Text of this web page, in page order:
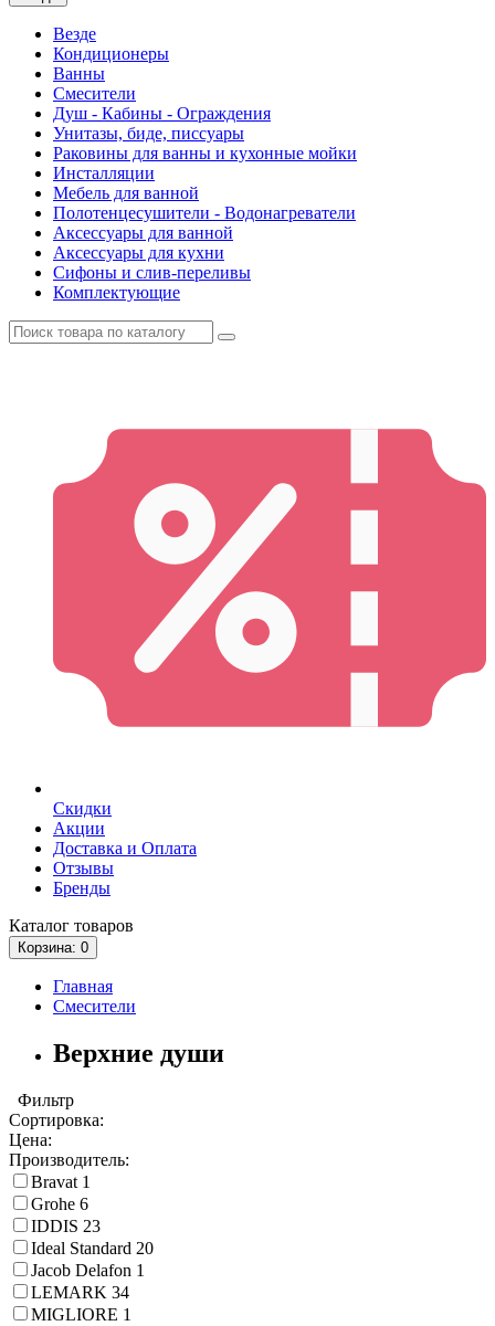
Везде
Кондиционеры
Ванны
Смесители
Душ - Кабины - Ограждения
Унитазы, биде, писсуары
Раковины для ванны и кухонные мойки
Инсталляции
Мебель для ванной
Полотенцесушители - Водонагреватели
Аксессуары для ванной
Аксессуары для кухни
Сифоны и слив-переливы
Комплектующие
Скидки
Акции
Доставка и Оплата
Отзывы
Бренды
Каталог товаров
Корзина: 0
Главная
Смесители
Верхние души
Фильтр
Сортировка:
Цена:
Производитель:
Bravat 1
Grohe 6
IDDIS 23
Ideal Standard 20
Jacob Delafon 1
LEMARK 34
MIGLIORE 1